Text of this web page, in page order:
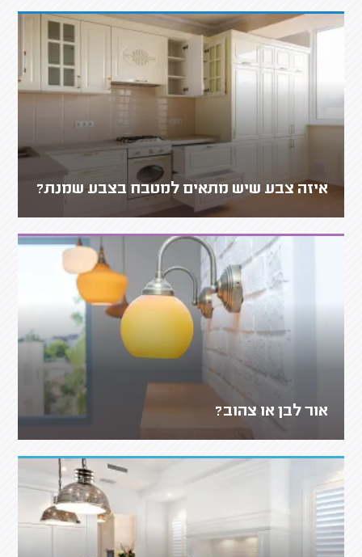
איזה צבע שיש מתאים למטבח בצבע שמנת?
אור לבן או צהוב?